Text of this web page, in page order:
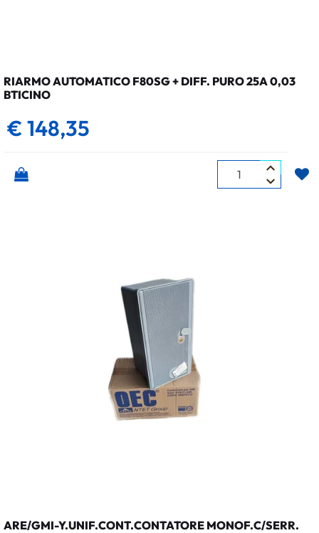
RIARMO AUTOMATICO F80SG + DIFF. PURO 25A 0,03
BTICINO
€ 148,35
Quantità
ARE/GMI-Y.UNIF.CONT.CONTATORE MONOF.C/SERR.